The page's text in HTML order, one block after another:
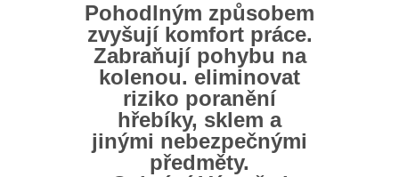
Pohodlným způsobem
zvyšují komfort práce.
Zabraňují pohybu na
kolenou. eliminovat
riziko poranění
hřebíky, sklem a
jinými nebezpečnými
předměty.